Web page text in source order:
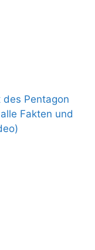
des Pentagon
Fakten und